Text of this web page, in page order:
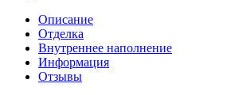
Описание
Отделка
Внутреннее наполнение
Информация
Отзывы